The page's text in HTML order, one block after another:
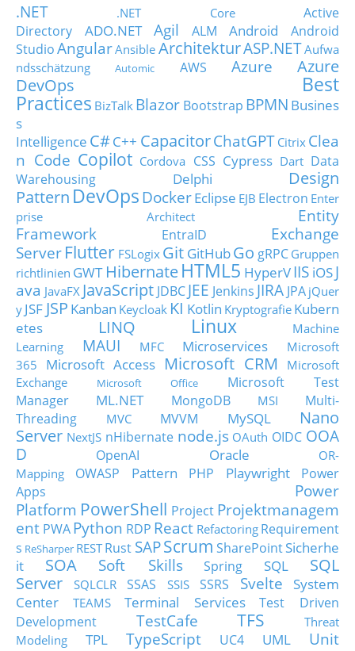
.NET .NET Core
Active
Directory
ADO.NET Agil ALM Android
Android
StudioAngularAnsible ArchitekturASP.NETAufwa
ndsschätzung
Automic AWS Azure
Azure
DevOps
Best
Practices BizTalk Blazor Bootstrap BPMN Busines
s
Intelligence C#C++ CapacitorChatGPT Citrix Clea
n Code Copilot Cordova CSS Cypress Dart Data
Warehousing
Delphi
Design
Pattern DevOps DockerEclipse EJB Electron Enter
prise Architect
Entity
Framework
EntraID
Exchange
Server Flutter FSLogix Git GitHubGo gRPC Gruppen
richtlinien GWT HibernateHTML5 HyperVIIS iOSJ
ava JavaFX JavaScript JDBC JEE Jenkins JIRA JPA jQuer
y JSF JSP Kanban Keycloak KI Kotlin Kryptografie Kubern
etes
LINQ Linux
Machine
Learning
MAUI MFC Microservices
Microsoft
365
Microsoft Access Microsoft CRM
Microsoft
Exchange
Microsoft Office
Microsoft Test
Manager
ML.NET MongoDB MSI
Multi-
Threading
MVC MVVM MySQL
Nano
Server NextJS nHibernate node.js OAuth OIDC OOA
D
OpenAI Oracle
OR-
Mapping
OWASP Pattern PHP Playwright
Power
Apps
Power
Platform PowerShell Project Projektmanagem
ent PWA Python RDP React Refactoring Requirement
s ReSharper RESTRust SAPScrum SharePointSicherhe
it
SOA Soft Skills Spring SQL
SQL
Server
SQLCLR SSAS SSIS SSRS Svelte
System
Center
TEAMS Terminal Services
Test Driven
Development
TestCafe TFS
Threat
Modeling
TPL TypeScript UC4 UML
Unit